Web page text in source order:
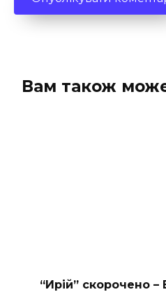
Вам також
“Ирій” скорочено